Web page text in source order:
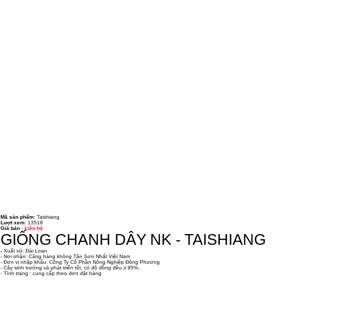
Mã sản phẩm: Taishiang
Lượt xem: 13518
Giá bán : Liên hệ
GIỐNG CHANH DÂY NK - TAISHIANG
- Xuất xứ: Đài Loan
- Nơi nhận: Cảng hàng không Tân Sơn Nhất Việt Nam
- Đơn vị nhập khẩu: Công Ty Cổ Phần Nông Nghiệp Đông Phương
- Cây sinh trưởng và phát triển tốt, có độ đồng đều ≥ 95%.
- Tính trạng : cung cấp theo đơn đặt hàng